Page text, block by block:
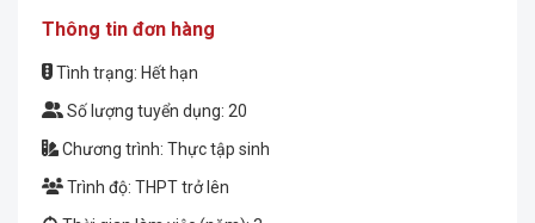
Thông tin đơn hàng
Tình trạng: Hết hạn
Số lượng tuyển dụng: 20
Chương trình: Thực tập sinh
Trình độ: THPT trở lên